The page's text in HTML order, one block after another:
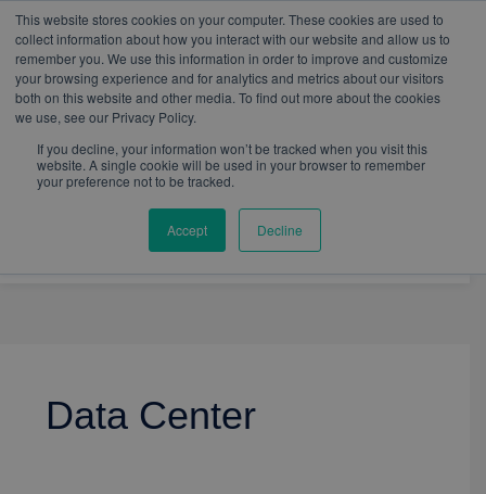
This website stores cookies on your computer. These cookies are used to
collect information about how you interact with our website and allow us to
remember you. We use this information in order to improve and customize
your browsing experience and for analytics and metrics about our visitors
both on this website and other media. To find out more about the cookies
we use, see our Privacy Policy.
If you decline, your information won’t be tracked when you visit this
website. A single cookie will be used in your browser to remember
your preference not to be tracked.
Accept Decline
h
a
t
s
a
p
a
c
e
b
o
o
k
o
u
t
u
b
e
n
s
t
a
g
r
a
m
i
n
k
e
d
i
n
mercadeo@eib.esinventor.comWhatsApp:+57
3103229640PBX: + 601 342 80 45
Data Center